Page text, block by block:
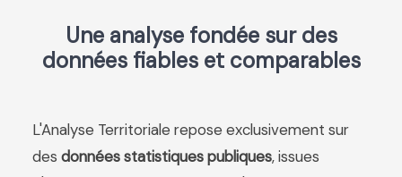
Une analyse fondée sur des
données fiables et comparables
L'Analyse Territoriale repose exclusivement sur
des données statistiques publiques, issues